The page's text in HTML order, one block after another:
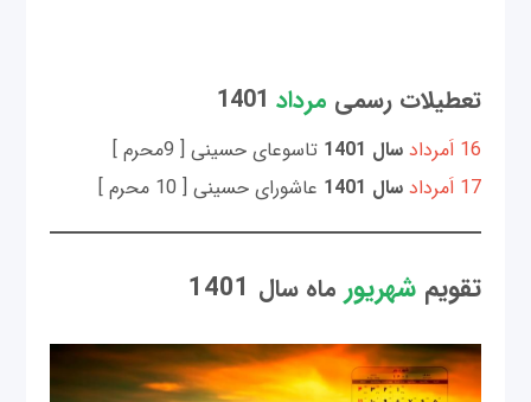
تعطیلات رسمی مرداد
16 اَمرداد سال 1401
تاسوعای حسینی [ 9محرم ]
17 اَمرداد
سال 1401 عاشورای حسینی [ 10 محرم ]
تقویمشهریور ماه سال